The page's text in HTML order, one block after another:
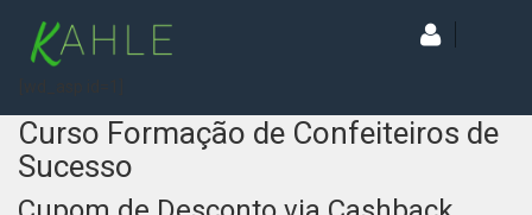
Curso Formação de Confeiteiros de
Sucesso